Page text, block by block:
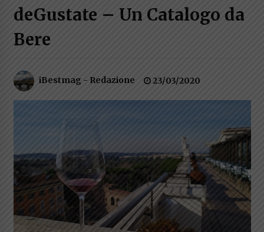
Speciale – Cinque Risi Italiani Top
31/07/2018
deGustate – Un Catalogo da
Bere
iBestmag - Redazione 23/03/2020